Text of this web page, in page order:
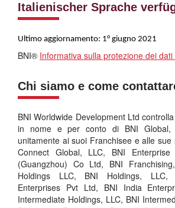
Italienischer Sprache
Ultimo aggiornamento: 1° giugno 2021
BNI® Informativa sulla protezione dei dati
Chi siamo e come
BNI Worldwide Development Ltd
in nome e per conto di BNI Global,
unitamente ai suoi Franchisee e alle sue
Connect Global, LLC, BNI Enterprise
(Guangzhou) Co Ltd, BNI
Holdings LLC, BNI Holdings,
Enterprises Pvt Ltd, BNI India
Intermediate Holdings, LLC, BNI